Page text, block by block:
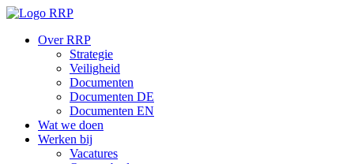
Over RRP
Strategie
Veiligheid
Documenten
Documenten DE
Documenten EN
Wat we doen
Werken bij
Vacatures